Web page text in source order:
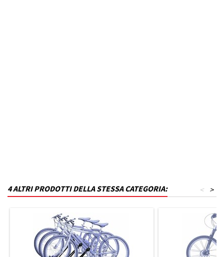
4 ALTRI PRODOTTI DELLA STESSA CATEGORIA: >
<